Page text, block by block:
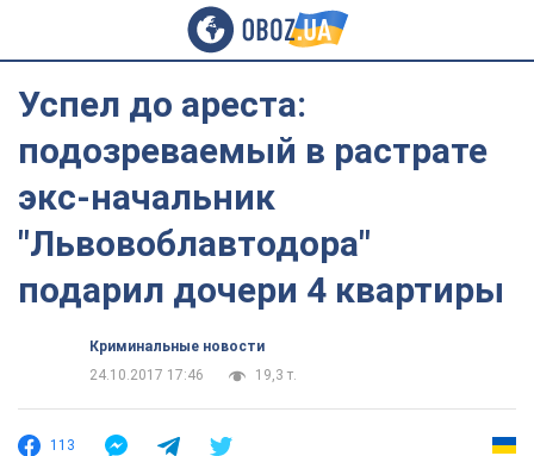
Успел до ареста:
подозреваемый в растрате
экс-начальник
"Львовоблавтодора"
подарил дочери 4 квартиры
Криминальные новости
24.10.2017 17:46
19,3 т.
113